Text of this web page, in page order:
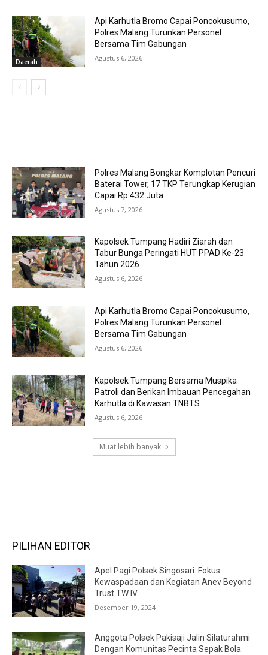
Daerah
Api Karhutla Bromo Capai Poncokusumo,
Polres Malang Turunkan Personel
Bersama Tim Gabungan
Agustus 6, 2026
Polres Malang Bongkar Komplotan Pencuri
Baterai Tower, 17 TKP Terungkap Kerugian
Capai Rp 432 Juta
Agustus 7, 2026
Kapolsek Tumpang Hadiri Ziarah dan
Tabur Bunga Peringati HUT PPAD Ke-23
Tahun 2026
Agustus 6, 2026
Api Karhutla Bromo Capai Poncokusumo,
Polres Malang Turunkan Personel
Bersama Tim Gabungan
Agustus 6, 2026
Kapolsek Tumpang Bersama Muspika
Patroli dan Berikan Imbauan Pencegahan
Karhutla di Kawasan TNBTS
Agustus 6, 2026
Muat lebih banyak
PILIHAN EDITOR
Apel Pagi Polsek Singosari: Fokus
Kewaspadaan dan Kegiatan Anev Beyond
Trust TW IV
Desember 19, 2024
Anggota Polsek Pakisaji Jalin Silaturahmi
Dengan Komunitas Pecinta Sepak Bola